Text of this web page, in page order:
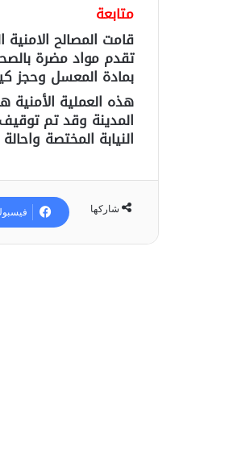
متابعة
قامت المصالح
بمادة المعسل وحجز
هذه العملية
المدينة وقد تم
النيابة المختصة
شاركها